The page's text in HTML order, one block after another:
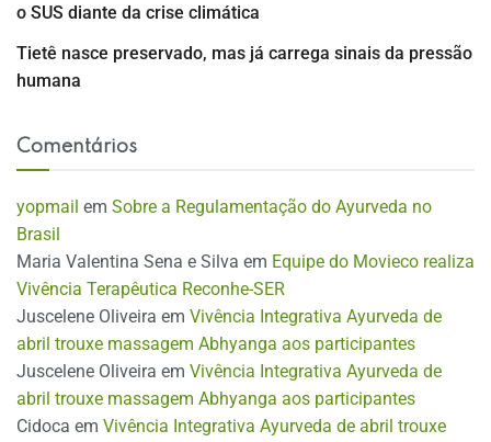
o SUS diante da crise climática
Tietê nasce preservado, mas já carrega sinais da pressão
humana
Comentários
yopmail em Sobre a Regulamentação do Ayurveda no
Brasil
Maria Valentina Sena e Silva em Equipe do Movieco realiza
Vivência Terapêutica Reconhe-SER
Juscelene Oliveira em Vivência Integrativa Ayurveda de
abril trouxe massagem Abhyanga aos participantes
Juscelene Oliveira em Vivência Integrativa Ayurveda de
abril trouxe massagem Abhyanga aos participantes
Cidoca em Vivência Integrativa Ayurveda de abril trouxe